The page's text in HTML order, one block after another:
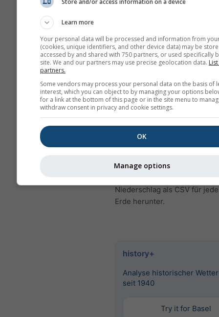
gibt es tägliche
Minimal-, Maximal- und
Durchschnittswerte. Für
Aggregationen.
Wir bieten auch
Kauf an. Bitte
für weitere
erworben werden. Laden Sie
Niederschlag als CSV für
Erde herunter.
history+
Analyse historischer
seit 1940
Try it for Basel
Store and/or access information on a device
Learn more
Your personal data will be processed and information from
(cookies, unique identifiers, and other device data) may be
accessed by and shared with 750 partners, or used specifically
site. We and our partners may use precise geolocation data.
partners.
Some vendors may process your personal data on the basis of
interest, which you can object to by managing your options
for a link at the bottom of this page or in the site menu to
withdraw consent in privacy and cookie settings.
OK
Manage options